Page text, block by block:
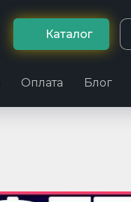
Каталог
Оплата Блог